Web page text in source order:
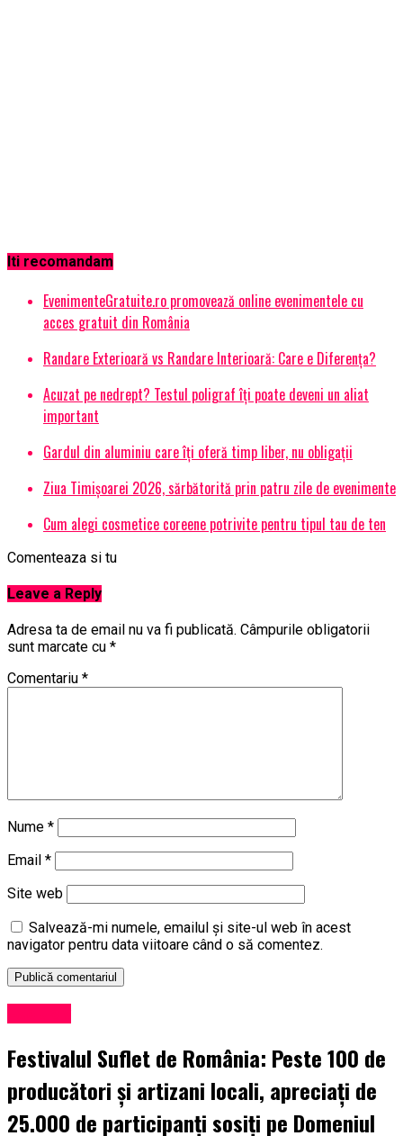
Iti recomandam
EvenimenteGratuite.ro promovează online evenimentele cu
acces gratuit din România
Randare Exterioară vs Randare Interioară: Care e Diferența?
Acuzat pe nedrept? Testul poligraf îţi poate deveni un aliat
important
Gardul din aluminiu care îți oferă timp liber, nu obligații
Ziua Timișoarei 2026, sărbătorită prin patru zile de evenimente
Cum alegi cosmetice coreene potrivite pentru tipul tau de ten
Comenteaza si tu
Leave a Reply
Adresa ta de email nu va fi publicată. Câmpurile obligatorii
sunt marcate cu *
Comentariu *
Nume *
Email *
Site web
Salvează-mi numele, emailul și site-ul web în acest
navigator pentru data viitoare când o să comentez.
Festivalul Suflet de România: Peste 100 de
producători și artizani locali, apreciați de
25.000 de participanți sosiți pe Domeniul